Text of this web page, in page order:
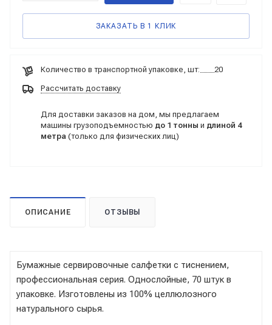
ЗАКАЗАТЬ В 1 КЛИК
Количество в транспортной упаковке, шт: 20
Рассчитать доставку
Для доставки заказов на дом, мы предлагаем
машины грузоподъемностью до 1 тонны и длиной 4
метра (только для физических лиц)
ОПИСАНИЕ ОТЗЫВЫ
Бумажные сервировочные салфетки с тиснением,
профессиональная серия. Однослойные, 70 штук в
упаковке. Изготовлены из 100% целлюлозного
натурального сырья.